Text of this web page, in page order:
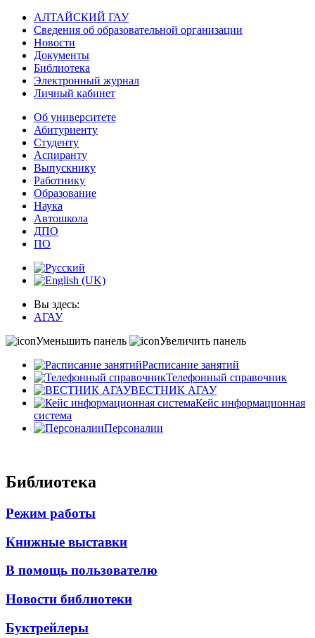
АЛТАЙСКИЙ ГАУ
Сведения об образовательной организации
Новости
Документы
Библиотека
Электронный журнал
Личный кабинет
Об университете
Абитуриенту
Студенту
Аспиранту
Выпускнику
Работнику
Образование
Наука
Автошкола
ДПО
ПО
Вы здесь:
АГАУ
Уменьшить панель
Увеличить панель
Расписание занятий
Телефонный справочник
ВЕСТНИК АГАУ
Кейс информационная
система
Персоналии
Библиотека
Режим работы
Книжные выставки
В помощь пользователю
Новости библиотеки
Буктрейлеры